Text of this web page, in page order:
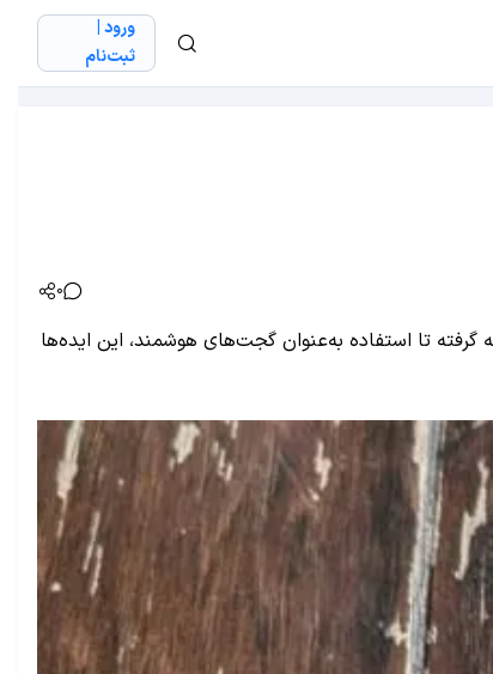
ورود |
ثبت‌نام
0
دوربین مداربسته گرفته تا استفاده به‌عنوان گجت‌های هوشمند، این ایده‌ها